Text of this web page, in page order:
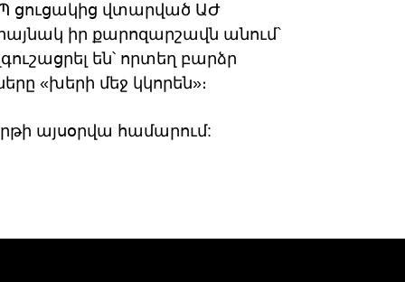
ցուցակից վտարված ԱԺ
իր քարոզարշավն անում`
են՝ որտեղ բարձր
«խերի մեջ կկորեն»։
այսօրվա համարում: